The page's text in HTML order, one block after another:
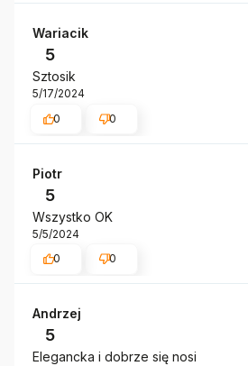
Wariacik
5
Sztosik
5/17/2024
0
0
Piotr
5
Wszystko OK
5/5/2024
0
0
Andrzej
5
Elegancka i dobrze się nosi